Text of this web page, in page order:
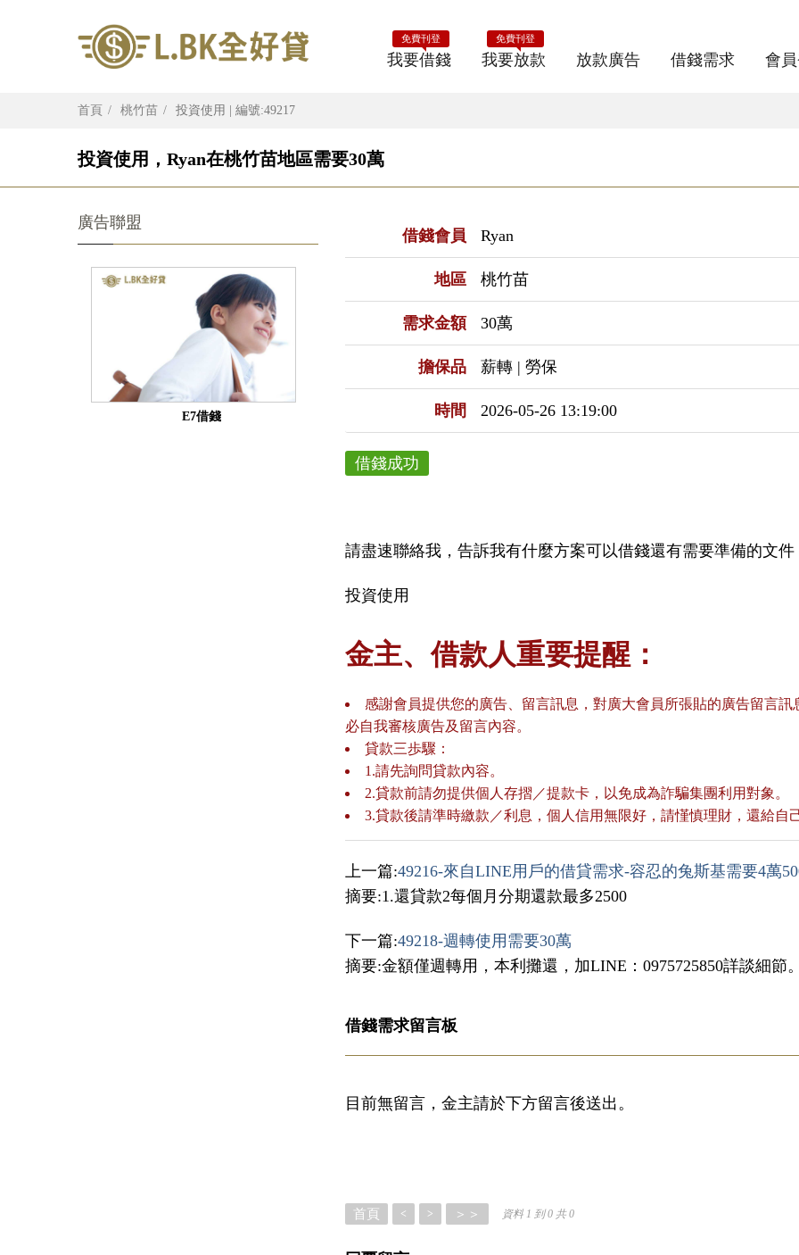
我要借錢
免費刊登
我要放款
免費刊登
放款廣告 借錢需求 會
首頁 桃竹苗 投資使用 | 編號:49217
投資使用，Ryan在桃竹苗地區需要30萬
借錢會員 Ryan
地區 桃竹苗
需求金額 30萬
擔保品 薪轉 | 勞保
時間 2026-05-26 13:19:00
借錢成功
請盡速聯絡我，告訴我有什麼方案可以借錢還有需要準備的文件
投資使用
金主、借款人重要提醒：
感謝會員提供您的廣告、留言訊息，對廣大會員所張貼的廣告留言
必自我審核廣告及留言內容。
貸款三歩驟：
1.請先詢問貸款內容。
2.貸款前請勿提供個人存摺／提款卡，以免成為詐騙集團利用對象。
3.貸款後請準時繳款／利息，個人信用無限好，請慬慎理財，還給自
上一篇:49216-來自LINE用戶的借貸需求-容忍的兔斯基需要4萬
摘要:1.還貸款2每個月分期還款最多2500
下一篇:49218-週轉使用需要30萬
摘要:金額僅週轉用，本利攤還，加LINE：0975725850詳談細節。
借錢需求留言板
目前無留言，金主請於下方留言後送出。
首頁 < > ＞＞ 資料 1 到 0 共 0
廣告聯盟
E7借錢